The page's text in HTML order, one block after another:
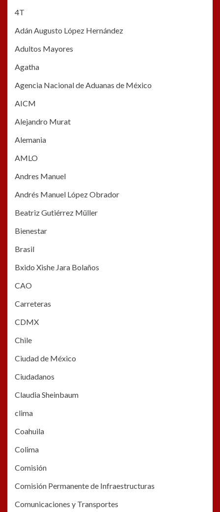
4T
Adán Augusto López Hernández
Adultos Mayores
Agatha
Agencia Nacional de Aduanas de México
AICM
Alejandro Murat
Alemania
AMLO
Andres Manuel
Andrés Manuel López Obrador
Beatriz Gutiérrez Müller
Bienestar
Brasil
Bxido Xishe Jara Bolaños
CAO
Carreteras
CDMX
Chile
Ciudad de México
Ciudadanos
Claudia Sheinbaum
clima
Coahuila
Colima
Comisión
Comisión Permanente de Infraestructuras
Comunicaciones y Transportes